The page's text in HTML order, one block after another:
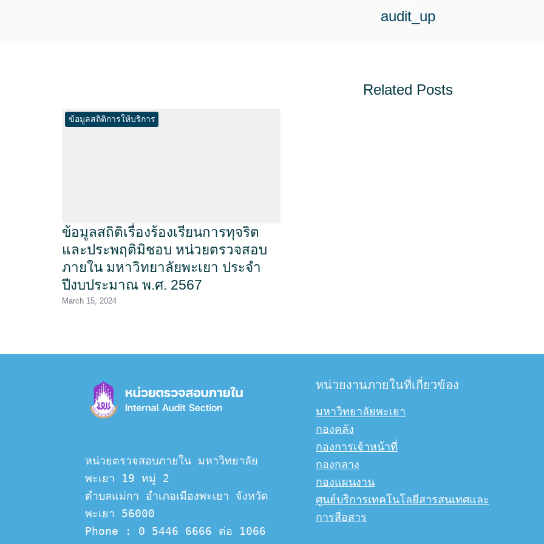
audit_up
Related Posts
ข้อมูลสถิติการให้บริการ
ข้อมูลสถิติเรื่องร้องเรียนการทุจริต
และประพฤติมิชอบ หน่วยตรวจสอบ
ภายใน มหาวิทยาลัยพะเยา ประจำ
ปีงบประมาณ พ.ศ. 2567
March 15, 2024
หน่วยตรวจสอบภายใน มหาวิทยาลัย
พะเยา 19 หมู่ 2
ตำบลแม่กา อำเภอเมืองพะเยา จังหวัด
พะเยา 56000
Phone : 0 5446 6666 ต่อ 1066
หน่วยงานภายในที่เกี่ยวข้อง
มหาวิทยาลัยพะเยา
กองคลัง
กองการเจ้าหน้าที่
กองกลาง
กองแผนงาน
ศูนย์บริการเทคโนโลยีสารสนเทศและ
การสื่อสาร